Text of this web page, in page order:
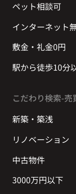
ペット相談可
インターネット
敷金・礼金0円
駅から徒歩10分
こだわり検索-売
新築・築浅
リノベーション
中古物件
3000万円以下